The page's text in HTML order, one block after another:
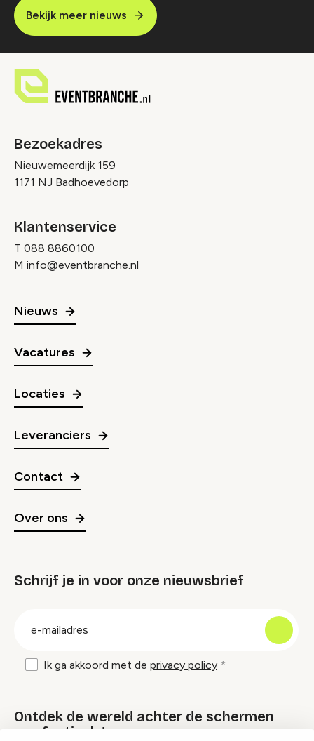
Bekijk meer nieuws
Bezoekadres
Nieuwemeerdijk 159
1171 NJ Badhoevedorp
Klantenservice
T 088 8860100
M info@eventbranche.nl
Nieuws
Vacatures
Locaties
Leveranciers
Contact
Over ons
Schrijf je in voor onze nieuwsbrief
Ik ga akkoord met de privacy policy
Ontdek de wereld achter de schermen
van festivals!